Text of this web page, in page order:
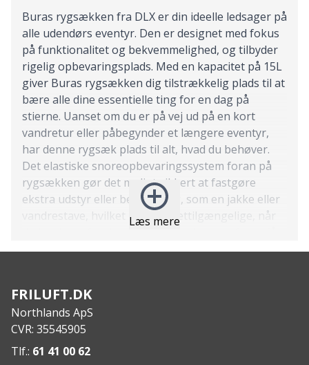
Læs mere
Buras rygsækken fra DLX er din ideelle ledsager på
alle udendørs eventyr. Den er designet med fokus
på funktionalitet og bekvemmelighed, og tilbyder
rigelig opbevaringsplads. Med en kapacitet på 15L
giver Buras rygsækken dig tilstrækkelig plads til at
bære alle dine essentielle ting for en dag på
stierne. Uanset om du er på vej ud på en kort
vandretur eller påbegynder et længere eventyr,
har denne rygsæk plads til alt, hvad du behøver.
Det elastiske snoreopbevaringssystem foran på
rygsækken gør det muligt sikkert at fastgøre
ekstra udstyr eller beklædning, som en jakke eller
vandrestave, hvilket gør dem lettilgængelige, når
alt til at passe inden i tasken – det elastiske
Features:
15L Kapacitets Rygsæk
Elastisk snoreopbevaring
2 sidelommer
FRILUFT.DK
Northlands ApS
CVR: 35545905
Tlf.: 61 41 00 62